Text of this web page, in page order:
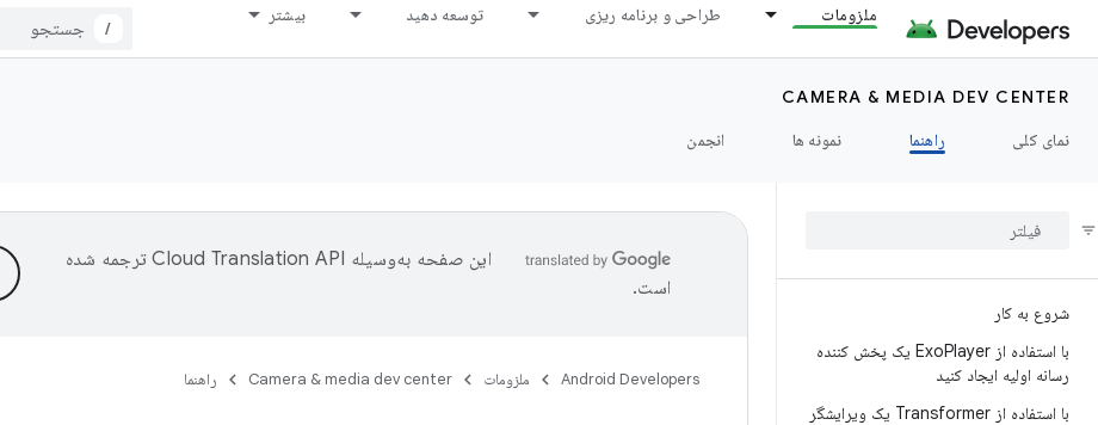
ملزومات طراحی و برنامه ریزی توسعه دهید بیشتر
/
CAMERA & MEDIA DEV CENTER
نمای کلی
راهنما نمونه ها انجمن
شروع به کار
با استفاده از Exo
Player یک پخش کننده
رسانه اولیه ایجاد کنید
با استفاده از Transformer یک ویرایشگر
این صفحه به‌وسیله
ترجمه شده
است.
Android Developers ملزومات Camera & media dev center راهنما